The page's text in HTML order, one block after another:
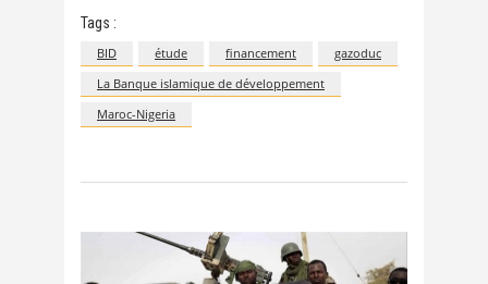
Tags :
BID étude financement
gazoduc
La Banque islamique de développement
Maroc-Nigeria